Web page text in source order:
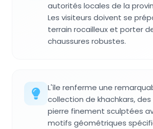
autorités locales de la
Les visiteurs doivent se
terrain rocailleux et porter
chaussures robustes.
L'île renferme une
collection de khachkars, des
pierre finement sculptées
motifs géométriques